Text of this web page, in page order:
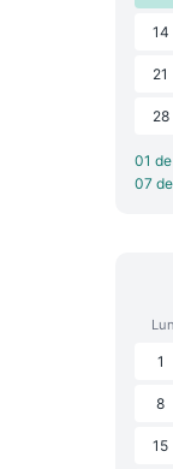
14
21
28
01
07
Lun
1
8
15